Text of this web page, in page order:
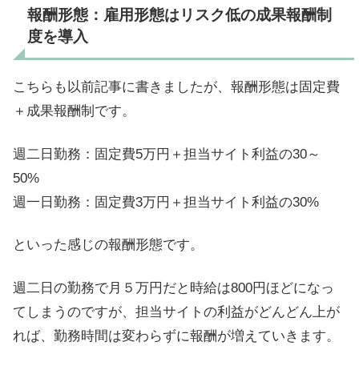
報酬形態：雇用形態はリスク低の成果報酬制
度を導入
こちらも以前記事に書きましたが、報酬形態は固定費
＋成果報酬制です。
週二日勤務：固定費5万円＋担当サイト利益の30～
50%
週一日勤務：固定費3万円＋担当サイト利益の30%
といった感じの報酬形態です。
週二日の勤務で月５万円だと時給は800円ほどになっ
てしまうのですが、担当サイトの利益がどんどん上が
れば、勤務時間は変わらずに報酬が増えていきます。